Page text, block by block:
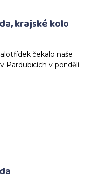
krajské kolo
čekalo naše
Pardubicích v pondělí